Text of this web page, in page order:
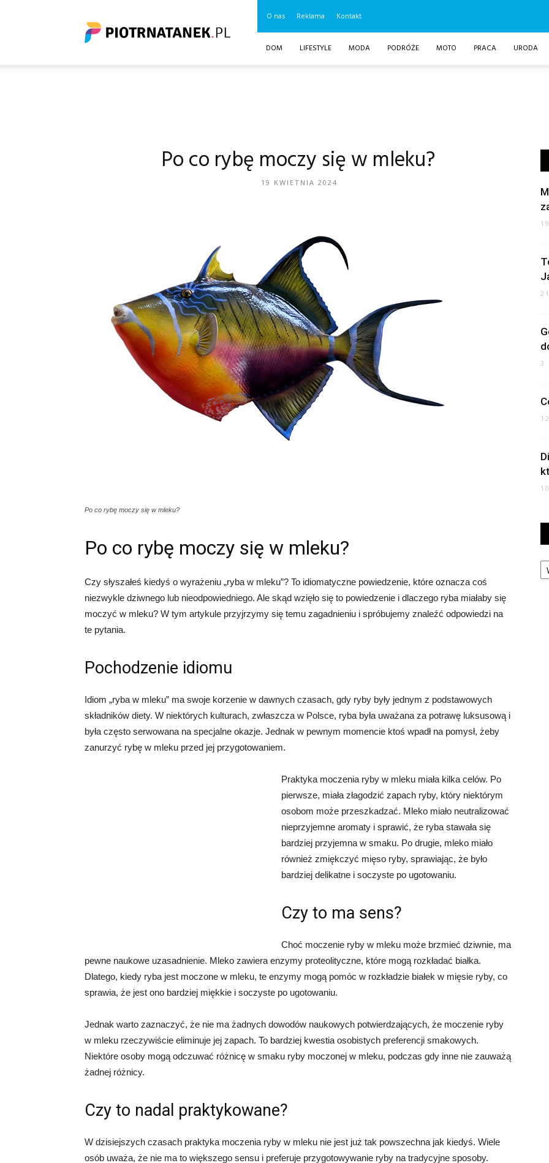
O nas Reklama Kontakt
DOM LIFESTYLE MODA PODRÓŻE MOTO PRACA URODA
Po co rybę moczy się w mleku?
19 KWIETNIA 2024
Po co rybę moczy się w mleku?
Po co rybę moczy się w mleku?
Czy słyszałeś kiedyś o wyrażeniu „ryba w mleku”? To idiomatyczne powiedzenie, które oznacza coś
niezwykle dziwnego lub nieodpowiedniego. Ale skąd wzięło się to powiedzenie i dlaczego ryba miałaby się
moczyć w mleku? W tym artykule przyjrzymy się temu zagadnieniu i spróbujemy znaleźć odpowiedzi na
te pytania.
Pochodzenie idiomu
Idiom „ryba w mleku” ma swoje korzenie w dawnych czasach, gdy ryby były jednym z podstawowych
składników diety. W niektórych kulturach, zwłaszcza w Polsce, ryba była uważana za potrawę luksusową i
była często serwowana na specjalne okazje. Jednak w pewnym momencie ktoś wpadł na pomysł, żeby
zanurzyć rybę w mleku przed jej przygotowaniem.
Praktyka moczenia ryby w mleku miała kilka celów. Po
pierwsze, miała złagodzić zapach ryby, który niektórym
osobom może przeszkadzać. Mleko miało neutralizować
nieprzyjemne aromaty i sprawić, że ryba stawała się
bardziej przyjemna w smaku. Po drugie, mleko miało
również zmiękczyć mięso ryby, sprawiając, że było
bardziej delikatne i soczyste po ugotowaniu.
Czy to ma sens?
Choć moczenie ryby w mleku może brzmieć dziwnie, ma
pewne naukowe uzasadnienie. Mleko zawiera enzymy proteolityczne, które mogą rozkładać białka.
Dlatego, kiedy ryba jest moczone w mleku, te enzymy mogą pomóc w rozkładzie białek w mięsie ryby, co
sprawia, że jest ono bardziej miękkie i soczyste po ugotowaniu.
Jednak warto zaznaczyć, że nie ma żadnych dowodów naukowych potwierdzających, że moczenie ryby
w mleku rzeczywiście eliminuje jej zapach. To bardziej kwestia osobistych preferencji smakowych.
Niektóre osoby mogą odczuwać różnicę w smaku ryby moczonej w mleku, podczas gdy inne nie zauważą
żadnej różnicy.
Czy to nadal praktykowane?
W dzisiejszych czasach praktyka moczenia ryby w mleku nie jest już tak powszechna jak kiedyś. Wiele
osób uważa, że nie ma to większego sensu i preferuje przygotowywanie ryby na tradycyjne sposoby.
3